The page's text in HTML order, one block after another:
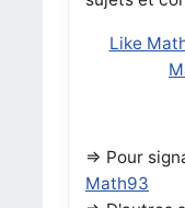
Like
=> Pour
Math93